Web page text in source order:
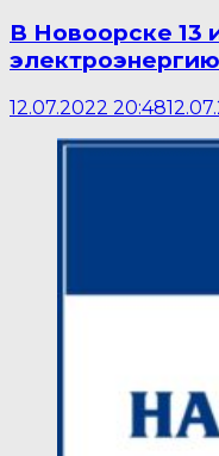
В Новоорске 13
электроэнергию
12.07.2022 20:48